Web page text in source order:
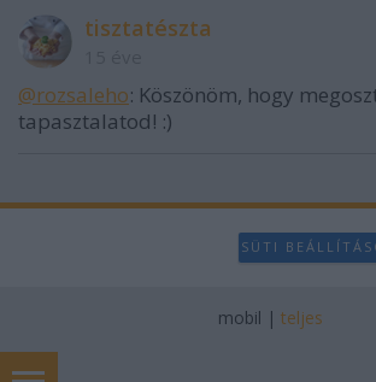
tisztatészta
@rozsaleho: Köszönöm, hogy
tapasztalatod! :)
SÜTI
mobil | teljes